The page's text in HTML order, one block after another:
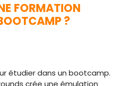
FORMATION
?
étudier dans un bootcamp.
crée une émulation